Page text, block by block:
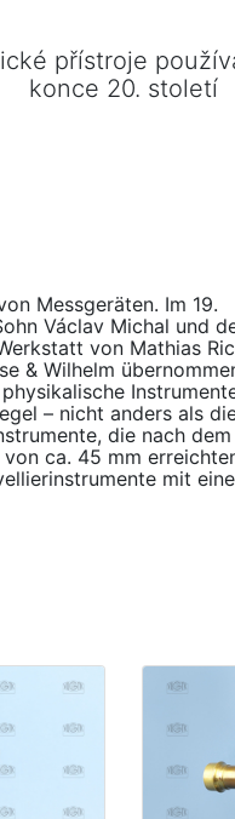
přístroje
konce 20. století
Messgeräten. Im 19.
Václav Michal und
von Mathias
& Wilhelm
– nicht anders als
die nach
ca. 45 mm
mit